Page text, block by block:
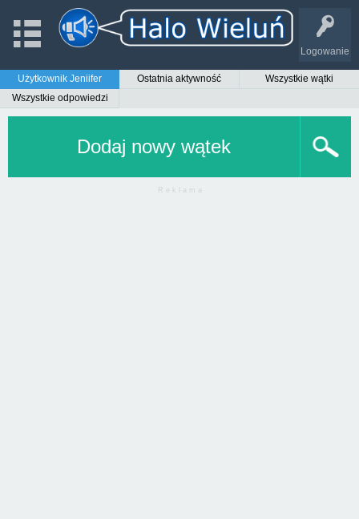
Logowanie
Użytkownik Jeniifer Ostatnia aktywność
Wszystkie wątki
Wszystkie odpowiedzi
Dodaj nowy wątek
R e k l a m a